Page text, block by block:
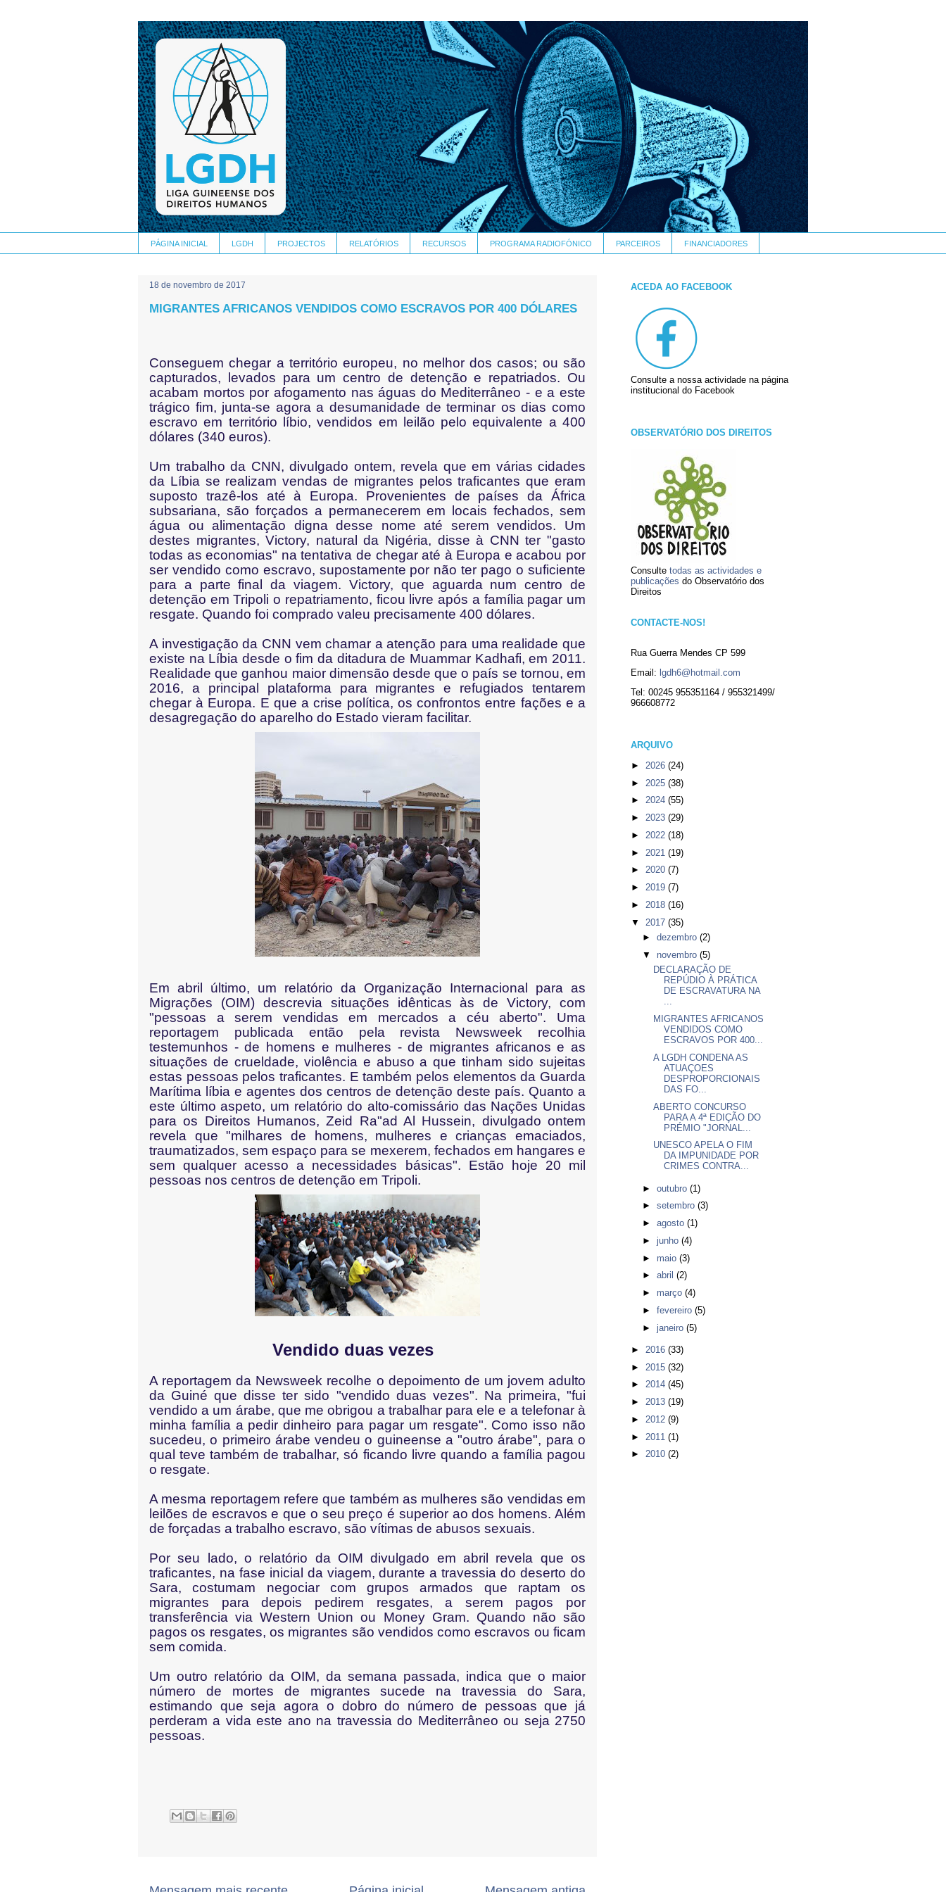
PÁGINA INICIAL LGDH PROJECTOS RELATÓRIOS RECURSOS PROGRAMA RADIOFÓNICO PARCEIROS FINANCIADORES
18 de novembro de 2017
MIGRANTES AFRICANOS VENDIDOS COMO ESCRAVOS POR 400 DÓLARES
Conseguem chegar a território europeu, no melhor dos casos; ou são
capturados, levados para um centro de detenção e repatriados. Ou
acabam mortos por afogamento nas águas do Mediterrâneo - e a este
trágico fim, junta-se agora a desumanidade de terminar os dias como
escravo em território líbio, vendidos em leilão pelo equivalente a 400
dólares (340 euros).
Um trabalho da CNN, divulgado ontem, revela que em várias cidades
da Líbia se realizam vendas de migrantes pelos traficantes que eram
suposto trazê-los até à Europa. Provenientes de países da África
subsariana, são forçados a permanecerem em locais fechados, sem
água ou alimentação digna desse nome até serem vendidos. Um
destes migrantes, Victory, natural da Nigéria, disse à CNN ter "gasto
todas as economias" na tentativa de chegar até à Europa e acabou por
ser vendido como escravo, supostamente por não ter pago o suficiente
para a parte final da viagem. Victory, que aguarda num centro de
detenção em Tripoli o repatriamento, ficou livre após a família pagar um
resgate. Quando foi comprado valeu precisamente 400 dólares.
A investigação da CNN vem chamar a atenção para uma realidade que
existe na Líbia desde o fim da ditadura de Muammar Kadhafi, em 2011.
Realidade que ganhou maior dimensão desde que o país se tornou, em
2016, a principal plataforma para migrantes e refugiados tentarem
chegar à Europa. E que a crise política, os confrontos entre fações e a
desagregação do aparelho do Estado vieram facilitar.
Em abril último, um relatório da Organização Internacional para as
Migrações (OIM) descrevia situações idênticas às de Victory, com
"pessoas a serem vendidas em mercados a céu aberto". Uma
reportagem publicada então pela revista Newsweek recolhia
testemunhos - de homens e mulheres - de migrantes africanos e as
situações de crueldade, violência e abuso a que tinham sido sujeitas
estas pessoas pelos traficantes. E também pelos elementos da Guarda
Marítima líbia e agentes dos centros de detenção deste país. Quanto a
este último aspeto, um relatório do alto-comissário das Nações Unidas
para os Direitos Humanos, Zeid Ra"ad Al Hussein, divulgado ontem
revela que "milhares de homens, mulheres e crianças emaciados,
traumatizados, sem espaço para se mexerem, fechados em hangares e
sem qualquer acesso a necessidades básicas". Estão hoje 20 mil
pessoas nos centros de detenção em Tripoli.
Vendido duas vezes
A reportagem da Newsweek recolhe o depoimento de um jovem adulto
da Guiné que disse ter sido "vendido duas vezes". Na primeira, "fui
vendido a um árabe, que me obrigou a trabalhar para ele e a telefonar à
minha família a pedir dinheiro para pagar um resgate". Como isso não
sucedeu, o primeiro árabe vendeu o guineense a "outro árabe", para o
qual teve também de trabalhar, só ficando livre quando a família pagou
o resgate.
A mesma reportagem refere que também as mulheres são vendidas em
leilões de escravos e que o seu preço é superior ao dos homens. Além
de forçadas a trabalho escravo, são vítimas de abusos sexuais.
Por seu lado, o relatório da OIM divulgado em abril revela que os
traficantes, na fase inicial da viagem, durante a travessia do deserto do
Sara, costumam negociar com grupos armados que raptam os
migrantes para depois pedirem resgates, a serem pagos por
transferência via Western Union ou Money Gram. Quando não são
pagos os resgates, os migrantes são vendidos como escravos ou ficam
sem comida.
Um outro relatório da OIM, da semana passada, indica que o maior
número de mortes de migrantes sucede na travessia do Sara,
estimando que seja agora o dobro do número de pessoas que já
perderam a vida este ano na travessia do Mediterrâneo ou seja 2750
pessoas.
ACEDA AO FACEBOOK
Consulte a nossa actividade na página
institucional do Facebook
OBSERVATÓRIO DOS DIREITOS
Consulte todas as actividades e
publicações do Observatório dos
Direitos
CONTACTE-NOS!
Rua Guerra Mendes CP 599
Email: lgdh6@hotmail.com
Tel: 00245 955351164 / 955321499/
966608772
ARQUIVO
► 2026 (24)
► 2025 (38)
► 2024 (55)
► 2023 (29)
► 2022 (18)
► 2021 (19)
► 2020 (7)
► 2019 (7)
► 2018 (16)
▼ 2017 (35)
► dezembro (2)
▼ novembro (5)
DECLARAÇÃO DE
REPÚDIO À PRÁTICA
DE ESCRAVATURA NA
...
MIGRANTES AFRICANOS
VENDIDOS COMO
ESCRAVOS POR 400...
A LGDH CONDENA AS
ATUAÇOES
DESPROPORCIONAIS
DAS FO...
ABERTO CONCURSO
PARA A 4ª EDIÇÃO DO
PRÉMIO "JORNAL...
UNESCO APELA O FIM
DA IMPUNIDADE POR
CRIMES CONTRA...
► outubro (1)
► setembro (3)
► agosto (1)
► junho (4)
► maio (3)
► abril (2)
► março (4)
► fevereiro (5)
► janeiro (5)
► 2016 (33)
► 2015 (32)
► 2014 (45)
► 2013 (19)
► 2012 (9)
► 2011 (1)
► 2010 (2)